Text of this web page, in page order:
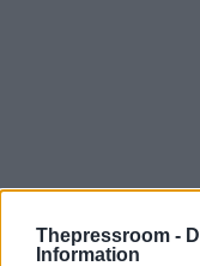
Thepressroom -
Information